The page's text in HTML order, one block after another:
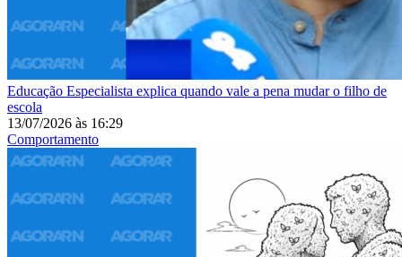
Educação Especialista explica quando vale a pena mudar o filho de
escola
13/07/2026 às 16:29
Comportamento